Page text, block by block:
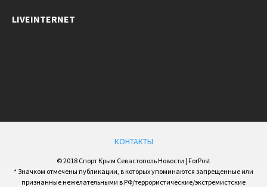
LIVEINTERNET
КОНТАКТЫ
© 2018 Спорт Крым Севастополь Новости | ForPost
* Значком отмечены публикации, в которых упоминаются запрещенные или
признанные нежелательными в РФ/террористические/экстремистские